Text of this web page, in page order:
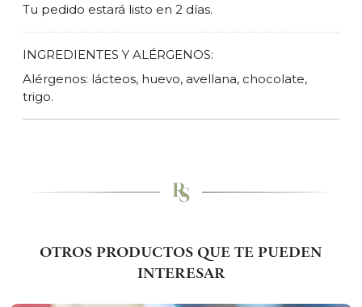
Tu pedido estará listo en 2 días.
INGREDIENTES Y ALÉRGENOS:
Alérgenos: lácteos, huevo, avellana, chocolate,
trigo.
OTROS PRODUCTOS QUE TE PUEDEN
INTERESAR